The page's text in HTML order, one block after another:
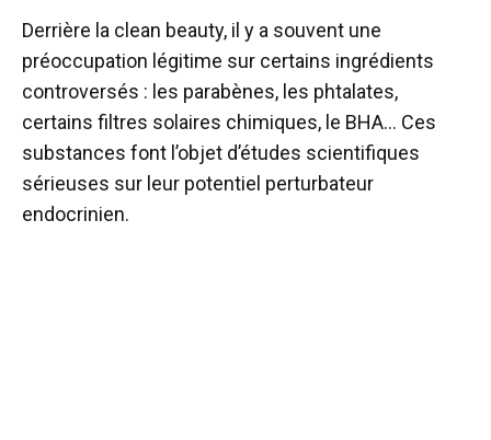
Derrière la clean beauty, il y a souvent une
préoccupation légitime sur certains ingrédients
controversés : les parabènes, les phtalates,
certains filtres solaires chimiques, le BHA… Ces
substances font l’objet d’études scientifiques
sérieuses sur leur potentiel perturbateur
endocrinien.